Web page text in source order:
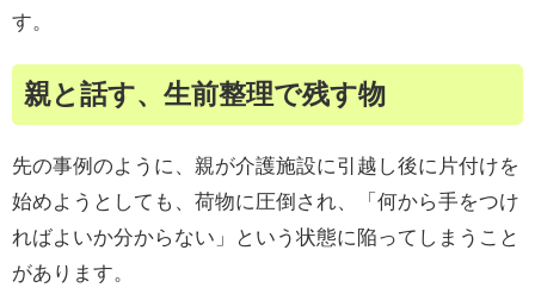
す。
親と話す、生前整理で残す物
先の事例のように、親が介護施設に引越し後に片付けを
始めようとしても、荷物に圧倒され、「何から手をつけ
ればよいか分からない」という状態に陥ってしまうこと
があります。